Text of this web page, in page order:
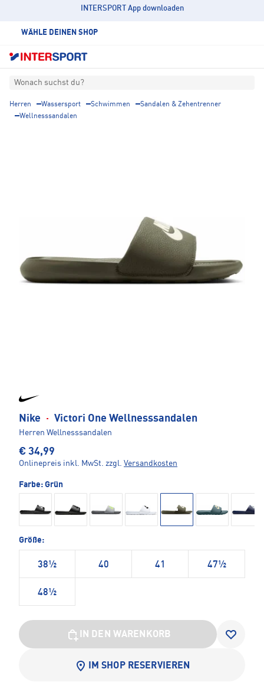
INTERSPORT App downloaden
WÄHLE DEINEN SHOP
Wonach suchst du?
Herren Wassersport Schwimmen
Sandalen & Zehentrenner
Wellnesssandalen
Nike · Victori One Wellnesssandalen
Herren Wellnesssandalen
€ 34,99
Onlinepreis inkl. MwSt. zzgl. Versandkosten
Farbe: Grün
Größe:
38½ 40 41 47½
48½
IN DEN WARENKORB
IM SHOP RESERVIEREN